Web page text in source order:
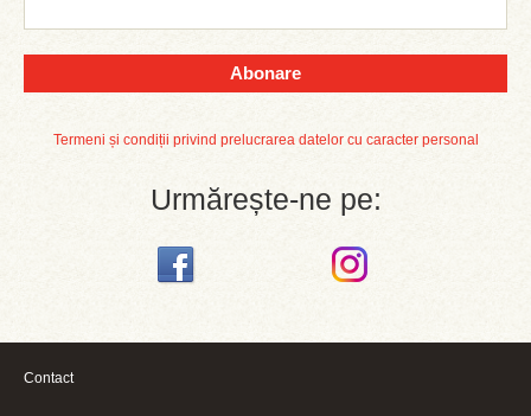
Abonare
Termeni și condiții privind prelucrarea datelor cu caracter personal
Urmărește-ne pe:
Contact